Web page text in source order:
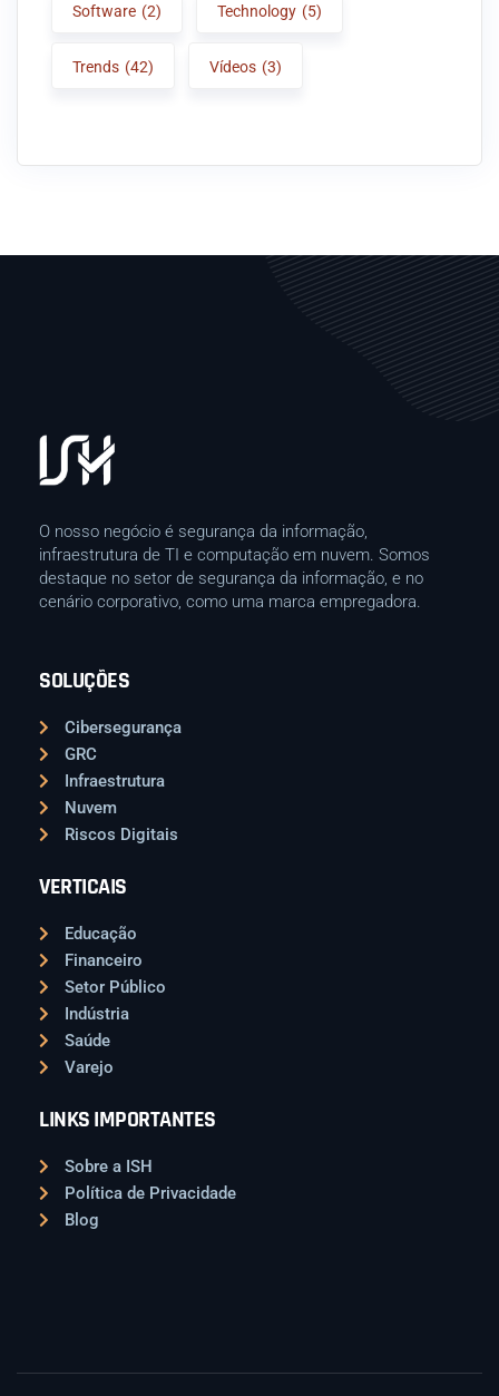
Software (2) Technology (5)
Trends (42) Vídeos (3)
O nosso negócio é segurança da informação,
infraestrutura de TI e computação em nuvem. Somos
destaque no setor de segurança da informação, e no
cenário corporativo, como uma marca empregadora.
SOLUÇÕES
Cibersegurança
GRC
Infraestrutura
Nuvem
Riscos Digitais
VERTICAIS
Educação
Financeiro
Setor Público
Indústria
Saúde
Varejo
LINKS IMPORTANTES
Sobre a ISH
Política de Privacidade
Blog